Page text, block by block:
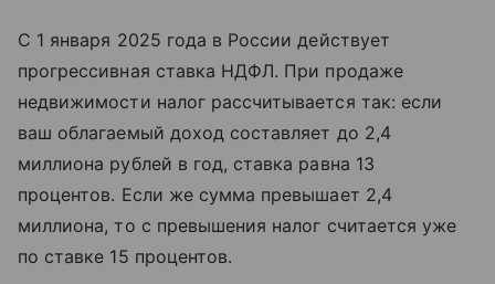
С 1 января 2025 года в России действует
прогрессивная ставка НДФЛ. При продаже
недвижимости налог рассчитывается так: если
ваш облагаемый доход составляет до 2,4
миллиона рублей в год, ставка равна 13
процентов. Если же сумма превышает 2,4
миллиона, то с превышения налог считается уже
по ставке 15 процентов.